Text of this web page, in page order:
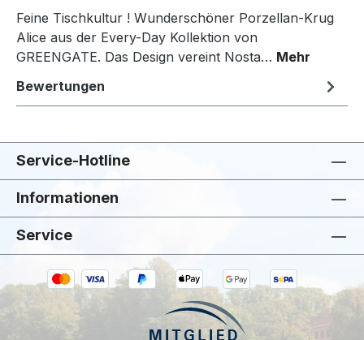
Feine Tischkultur ! Wunderschöner Porzellan-Krug
Alice aus der Every-Day Kollektion von
GREENGATE. Das Design vereint Nosta… Mehr
Bewertungen
Service-Hotline
Informationen
Service